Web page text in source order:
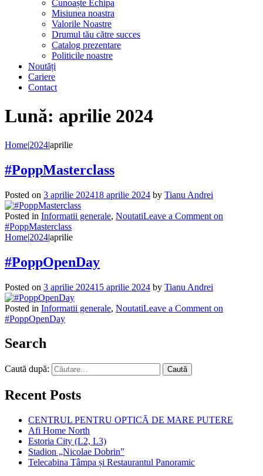
Cunoaște Echipa
Misiunea noastra
Valorile Noastre
Drumul tău către succes
Catalog prezentare
Politicile noastre
Noutăți
Cariere
Contact
Lună: aprilie 2024
Home|2024|aprilie
#PoppMasterclass
Posted on 3 aprilie 202418 aprilie 2024 by Tianu Andrei
Posted in Informatii generale, NoutatiLeave a Comment on
#PoppMasterclass
Home|2024|aprilie
#PoppOpenDay
Posted on 3 aprilie 202415 aprilie 2024 by Tianu Andrei
Posted in Informatii generale, NoutatiLeave a Comment on
#PoppOpenDay
Search
Caută după:
Recent Posts
CENTRUL PENTRU OPTICĂ DE MARE PUTERE
Afi Home North
Estoria City (L2, L3)
Stadion „Nicolae Dobrin”
Telecabina Tâmpa și Restaurantul Panoramic